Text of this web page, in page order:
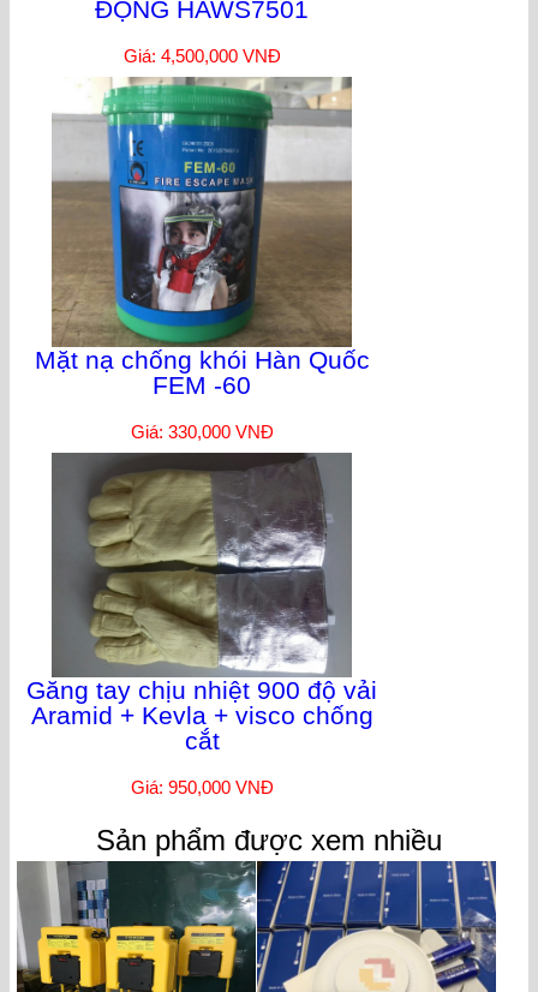
ĐỘNG HAWS7501
Giá: 4,500,000 VNĐ
Mặt nạ chống khói Hàn Quốc
FEM -60
Giá: 330,000 VNĐ
Găng tay chịu nhiệt 900 độ vải
Aramid + Kevla + visco chống
cắt
Giá: 950,000 VNĐ
Sản phẩm được xem nhiều